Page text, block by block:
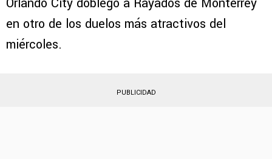
en otro de los duelos más atractivos del
miércoles.
PUBLICIDAD